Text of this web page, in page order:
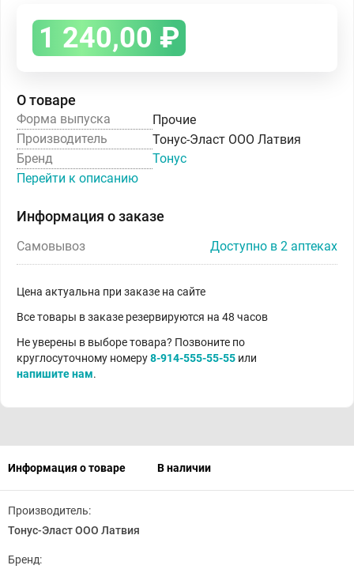
1 240,00 ₽
О товаре
Форма выпуска
Прочие
Производитель
Тонус-Эласт ООО Латвия
Бренд
Тонус
Перейти к описанию
Информация о заказе
Самовывоз Доступно в 2 аптеках
Цена актуальна при заказе на сайте
Все товары в заказе резервируются на 48 часов
Не уверены в выборе товара? Позвоните по
круглосуточному номеру8-914-555-55-55 или
напишите нам.
Информация о товаре В наличии
Производитель:
Тонус-Эласт ООО Латвия
Бренд: